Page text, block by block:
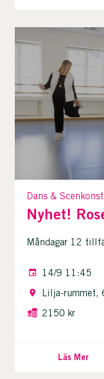
Dans & Scenkonst
Nyhet!
Måndagar 12
14/9 11:45
Lilja-rummet,
2150 kr
Läs Mer